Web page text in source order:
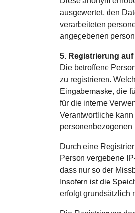
ausgewertet, den
verarbeiteten
angegebenen
5. Registrierung
Die betroffene
zu registrieren.
Eingabemaske, die
für die interne
Verantwortliche
personenbezogenen
Durch eine
Person vergebene
dass nur so der
Insofern ist die
erfolgt grundsätzlich